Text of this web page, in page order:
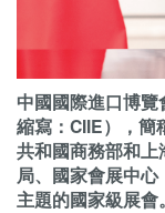
中國國際進口博
縮寫：CIIE），簡
共和國商務部和
局、國家會展中
主題的國家級展會。